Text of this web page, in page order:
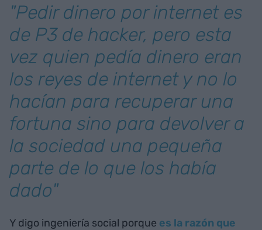
"Pedir dinero por internet es
de P3 de hacker, pero esta
vez quien pedía dinero eran
los reyes de internet y no lo
hacían para recuperar una
fortuna sino para devolver a
la sociedad una pequeña
parte de lo que los había
dado"
Y digo ingeniería social porque es la razón que